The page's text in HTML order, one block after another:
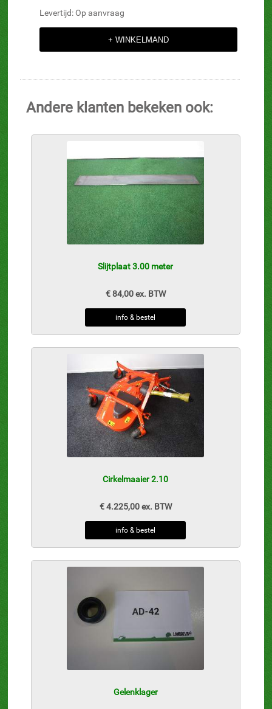
Levertijd: Op aanvraag
Andere klanten bekeken ook:
Slijtplaat 3.00 meter
€ 84,00 ex. BTW
info & bestel
Cirkelmaaier 2.10
€ 4.225,00 ex. BTW
info & bestel
Gelenklager